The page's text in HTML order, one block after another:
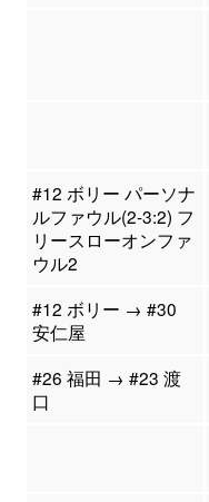
#12 ボリー パーソナ
ルファウル(2-3:2) フ
リースローオンファ
ウル2
#12 ボリー → #30
安仁屋
#26 福田 → #23 渡
口